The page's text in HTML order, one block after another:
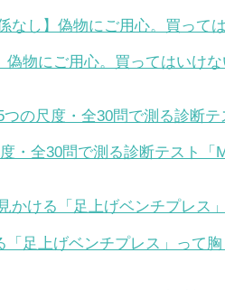
偽物にご用心。買ってはいけ
・全30問で測る診断テスト「
「足上げベンチプレス」って